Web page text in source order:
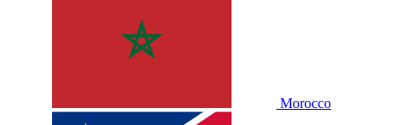
Morocco